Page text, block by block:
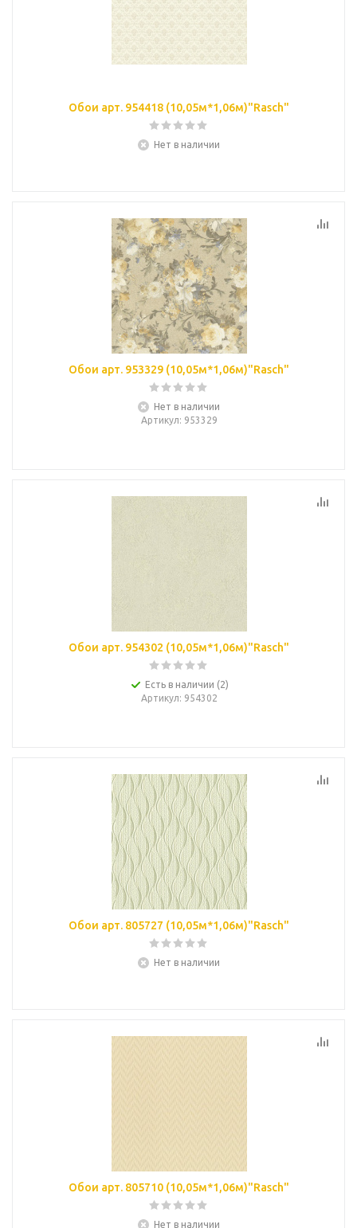
Обои арт. 954418 (10,05м*1,06м)"Rasch"
Нет в наличии
Обои арт. 953329 (10,05м*1,06м)"Rasch"
Нет в наличии
Артикул: 953329
Обои арт. 954302 (10,05м*1,06м)"Rasch"
Есть в наличии (2)
Артикул: 954302
Обои арт. 805727 (10,05м*1,06м)"Rasch"
Нет в наличии
Обои арт. 805710 (10,05м*1,06м)"Rasch"
Нет в наличии